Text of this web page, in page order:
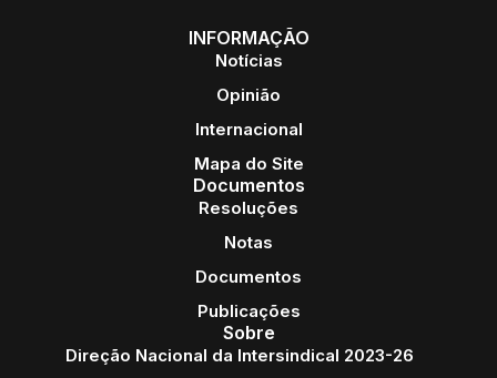
INFORMAÇÃO
Notícias
Opinião
Internacional
Mapa do Site
Documentos
Resoluções
Notas
Documentos
Publicações
Sobre
Direção Nacional da Intersindical 2023-26